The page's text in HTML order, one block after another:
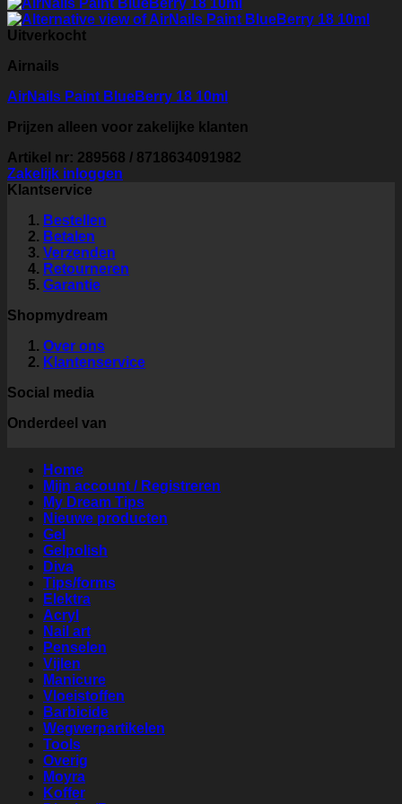
Uitverkocht
Airnails
AirNails Paint BlueBerry 18 10ml
Prijzen alleen voor zakelijke klanten
Artikel nr: 289568 / 8718634091982
Zakelijk inloggen
Klantservice
Bestellen
Betalen
Verzenden
Retourneren
Garantie
Shopmydream
Over ons
Klantenservice
Social media
Onderdeel van
Home
Mijn account / Registreren
My Dream Tips
Nieuwe producten
Gel
Gelpolish
Diva
Tips/forms
Elektra
Acryl
Nail art
Penselen
Vijlen
Manicure
Vloeistoffen
Barbicide
Wegwerpartikelen
Tools
Overig
Moyra
Koffer